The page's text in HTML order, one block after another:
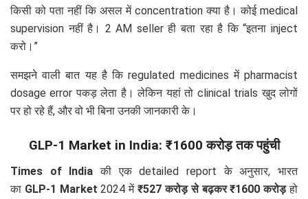
किसी को पता नहीं कि असल में concentration क्या है। कोई medical
supervision नहीं है। 2 AM seller ही बता रहा है कि “इतना inject
करो।”
समझने वाली बात यह है कि regulated medicines में pharmacist
dosage error पकड़ लेता है। लेकिन यहां तो clinical trials खुद लोगों
पर हो रहे हैं, और वो भी बिना उनकी जानकारी के।
GLP-1 Market in India: ₹1600 करोड़ तक पहुंची
Times of India की एक detailed report के अनुसार, भारत
का GLP-1 Market 2024 में₹527 करोड़ से बढ़कर ₹1600 करोड़हो